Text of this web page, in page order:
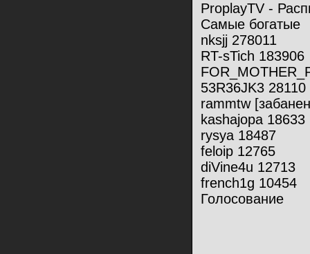
ProplayTV -
Самые богатые
nksjj 278011
RT-sTich 183906
53R36JK3 28110
rammtw
kashajopa 18633
rysya 18487
feloip 12765
diVine4u 12713
french1g 10454
Голосование